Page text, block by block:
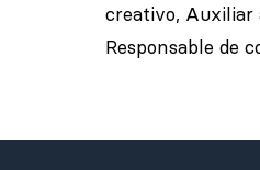
creativo, Auxiliar
Responsable de